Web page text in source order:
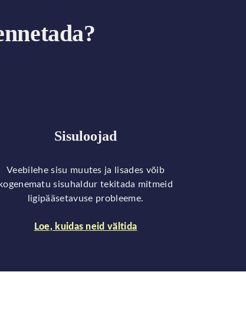
Sisuloojad
Veebilehe sisu muutes ja lisades võib
kogenematu sisuhaldur tekitada mitmeid
ligipääsetavuse probleeme.
Loe, kuidas neid vältida